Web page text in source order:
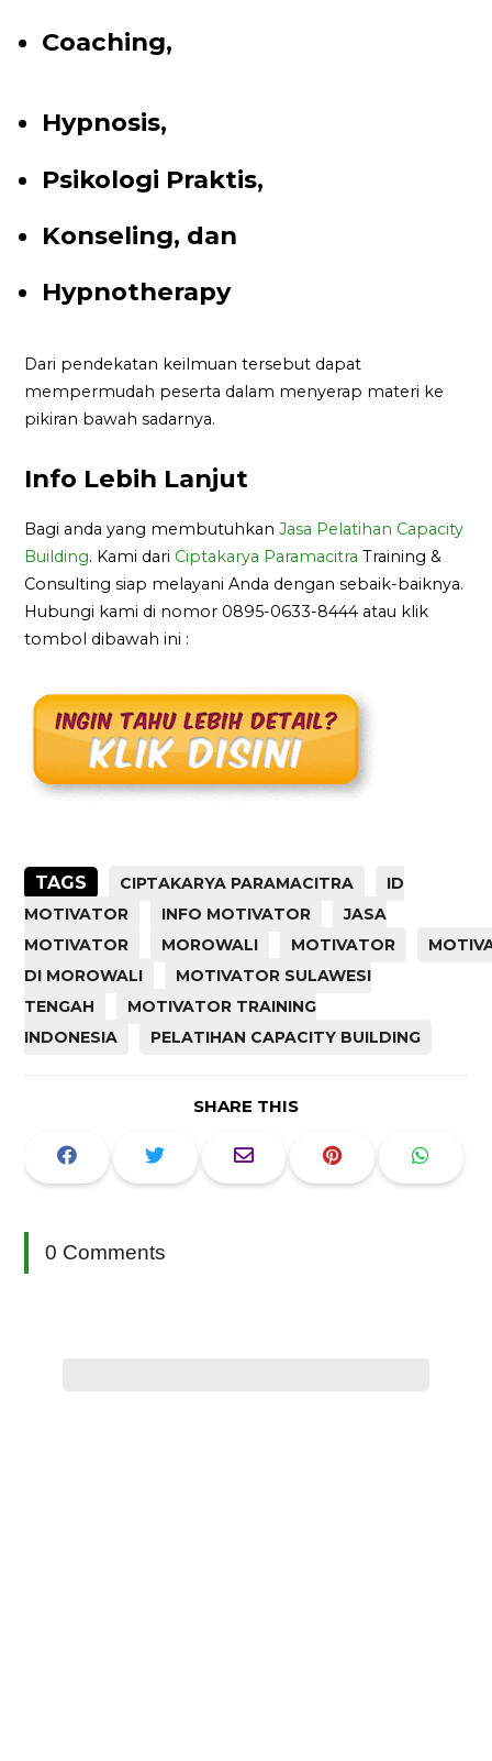
Coaching,
Hypnosis,
Psikologi Praktis,
Konseling, dan
Hypnotherapy
Dari pendekatan keilmuan tersebut dapat
mempermudah peserta dalam menyerap materi ke
pikiran bawah sadarnya.
Info Lebih Lanjut
Bagi anda yang membutuhkanJasa Pelatihan Capacity
Building. Kami dari Ciptakarya Paramacitra Training &
Consulting siap melayani Anda dengan sebaik-baiknya.
Hubungi kami di nomor 0895-0633-8444 atau klik
tombol dibawah ini :
TAGS CIPTAKARYA PARAMACITRA
ID
MOTIVATOR
INFO MOTIVATOR
JASA
MOTIVATOR
MOROWALI MOTIVATOR
DI MOROWALI
MOTIVATOR SULAWESI
TENGAH
MOTIVATOR TRAINING
INDONESIA
PELATIHAN CAPACITY BUILDING
SHARE THIS
0 Comments